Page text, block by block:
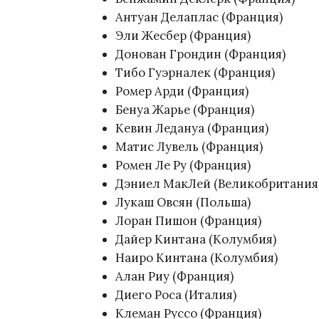
Антуан Делаплас (Франция)
Эли Жесбер (Франция)
Донован Грондин (Франция)
Тибо Гуэрналек (Франция)
Ромер Арди (Франция)
Бенуа Жарье (Франция)
Кевин Ледануа (Франция)
Матис Лувель (Франция)
Ромен Ле Ру (Франция)
Дэниел МакЛей
Лукаш Овсян (Польша)
Лоран Пишон (Франция)
Дайер Кинтана (Колумбия)
Наиро Кинтана (Колумбия)
Алан Риу (Франция)
Диего Роса (Италия)
Клеман Руссо (Франция)